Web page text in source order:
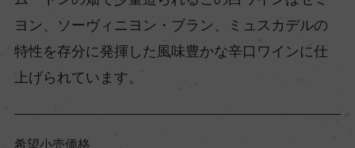
ヨン、ソーヴィニヨン・ブラン、ミュスカデルの
特性を存分に発揮した風味豊かな辛口ワインに仕
上げられています。
希望小売価格